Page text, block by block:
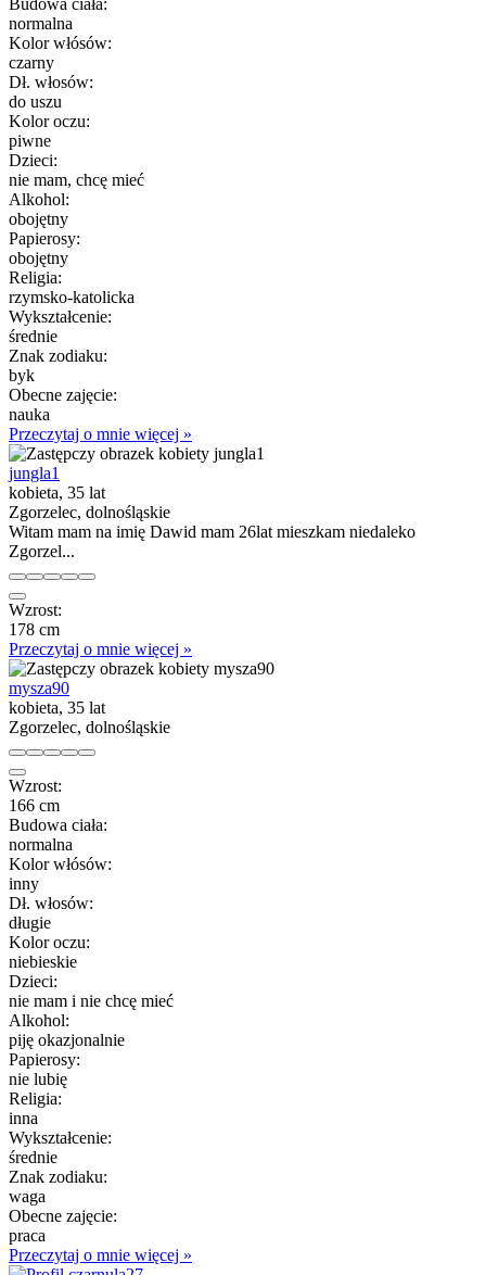
normalna
Kolor włósów:
czarny
Dł. włosów:
do uszu
Kolor oczu:
piwne
Dzieci:
nie mam, chcę mieć
Alkohol:
obojętny
Papierosy:
obojętny
Religia:
rzymsko-katolicka
Wykształcenie:
średnie
Znak zodiaku:
byk
Obecne zajęcie:
nauka
Przeczytaj o mnie więcej »
jungla1
kobieta, 35 lat
Zgorzelec, dolnośląskie
Witam mam na imię Dawid mam 26lat mieszkam niedaleko
Zgorzel...
Wzrost:
178 cm
Przeczytaj o mnie więcej »
mysza90
kobieta, 35 lat
Zgorzelec, dolnośląskie
Wzrost:
166 cm
Budowa ciała:
normalna
Kolor włósów:
inny
Dł. włosów:
długie
Kolor oczu:
niebieskie
Dzieci:
nie mam i nie chcę mieć
Alkohol:
piję okazjonalnie
Papierosy:
nie lubię
Religia:
inna
Wykształcenie:
średnie
Znak zodiaku:
waga
Obecne zajęcie:
praca
Przeczytaj o mnie więcej »